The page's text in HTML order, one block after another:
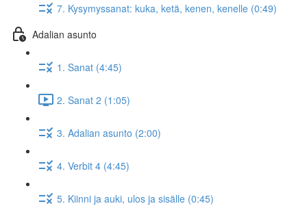
7. Kysymyssanat: kuka, ketä, kenen, kenelle (0:49)
Adalian asunto
1. Sanat (4:45)
2. Sanat 2 (1:05)
3. Adalian asunto (2:00)
4. Verbit 4 (4:45)
5. Kiinni ja auki, ulos ja sisälle (0:45)